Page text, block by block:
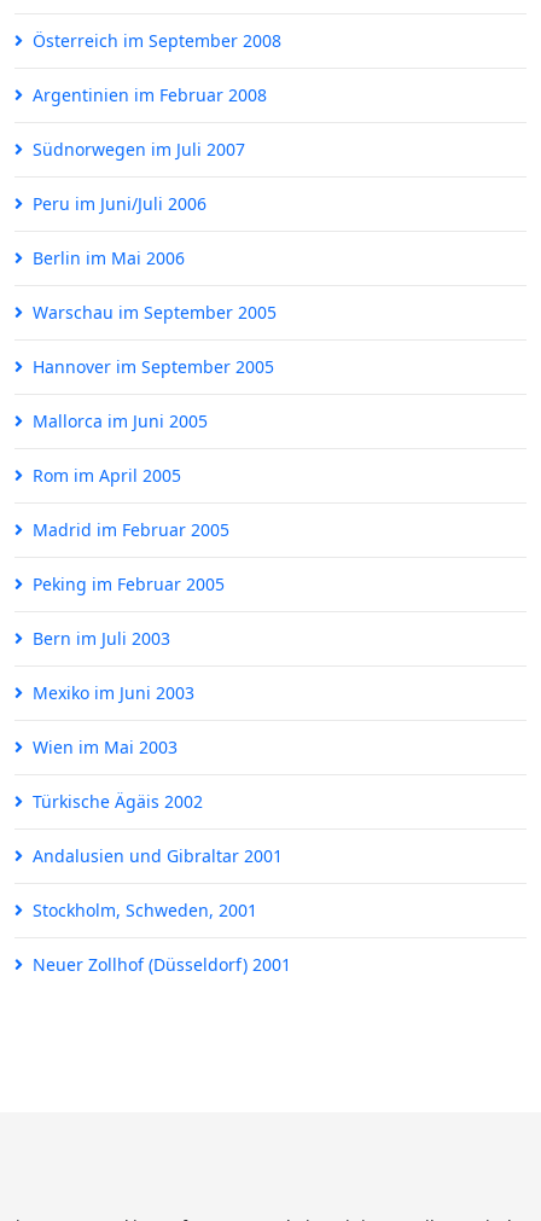
Österreich im September 2008
Argentinien im Februar 2008
Südnorwegen im Juli 2007
Peru im Juni/Juli 2006
Berlin im Mai 2006
Warschau im September 2005
Hannover im September 2005
Mallorca im Juni 2005
Rom im April 2005
Madrid im Februar 2005
Peking im Februar 2005
Bern im Juli 2003
Mexiko im Juni 2003
Wien im Mai 2003
Türkische Ägäis 2002
Andalusien und Gibraltar 2001
Stockholm, Schweden, 2001
Neuer Zollhof (Düsseldorf) 2001